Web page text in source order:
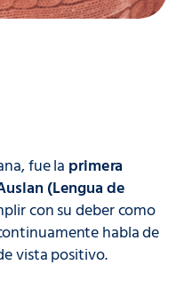
fue la primera
(Lengua de
con su deber como
habla de
vista positivo.